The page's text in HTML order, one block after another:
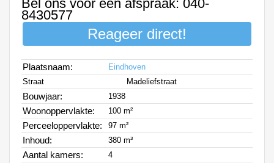
Bel ons voor een afspraak: 040-
8430577
Reageer direct!
Plaatsnaam:
Eindhoven
Straat
Madeliefstraat
Bouwjaar: 1938
Woonoppervlakte: 100 m²
Perceeloppervlakte: 97 m²
Inhoud: 380 m³
Aantal kamers: 4